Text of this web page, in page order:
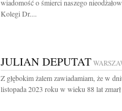
wiadomość o śmierci naszego
Kolegi Dr....
JULIAN DEPUTAT
Z głębokim żalem zawiadamiam, że w
listopada 2023 roku w wieku 88 lat